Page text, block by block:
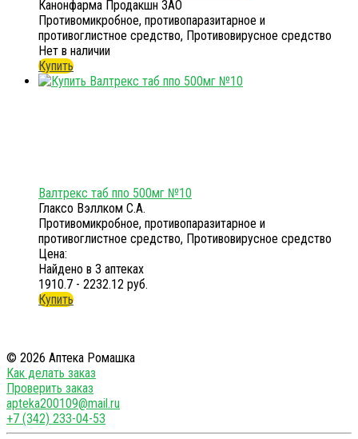
Канонфарма Продакшн ЗАО
Противомикробное, противопаразитарное и
противоглистное средство, Противовирусное средство
Нет в наличии
Купить
Валтрекс таб ппо 500мг №10
Глаксо Вэллком С.А.
Противомикробное, противопаразитарное и
противоглистное средство, Противовирусное средство
Цена:
Найдено в 3 аптеках
1910.7 - 2232.12 руб.
Купить
© 2026 Аптека Ромашка
Как делать заказ
Проверить заказ
apteka200109@mail.ru
+7 (342) 233-04-53